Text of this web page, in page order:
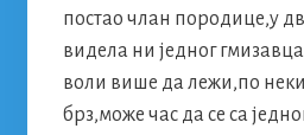
постао члан породице,у
видела ни једног
воли више да лежи,по неки
брз,може час да се са